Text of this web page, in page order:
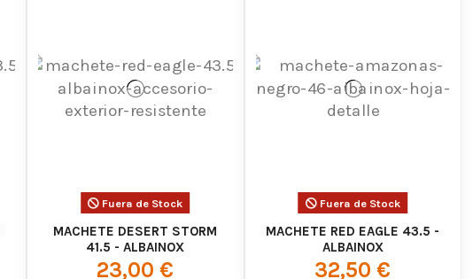
Fuera de Stock
MACHETE DESERT STORM
41.5 - ALBAINOX
23,00 €
Fuera de Stock
MACHETE RED EAGLE 43.5 -
ALBAINOX
32,50 €